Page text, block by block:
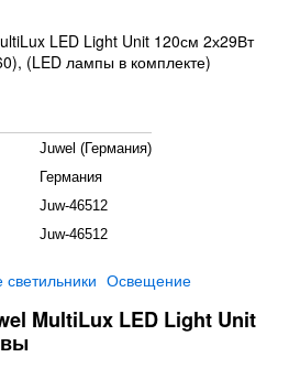
LED Light Unit 120см 2х29Вт
(LED лампы в комплекте)
Juwel (Германия)
Германия
Juw-46512
Juw-46512
Освещение
MultiLux LED Light Unit